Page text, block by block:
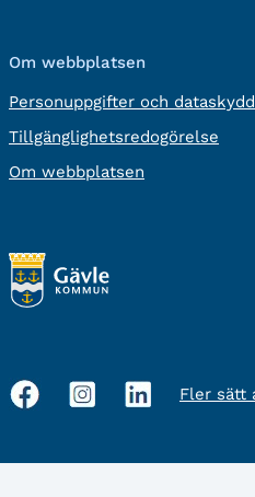
Om webbplatsen
Personuppgifter och dataskydd
Tillgänglighetsredogörelse
Om webbplatsen
Sociala
Fler sätt